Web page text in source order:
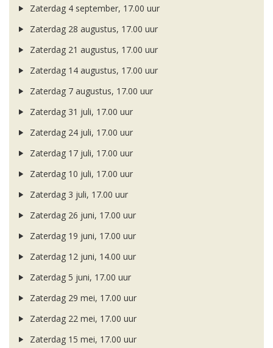
Zaterdag 4 september, 17.00 uur
Zaterdag 28 augustus, 17.00 uur
Zaterdag 21 augustus, 17.00 uur
Zaterdag 14 augustus, 17.00 uur
Zaterdag 7 augustus, 17.00 uur
Zaterdag 31 juli, 17.00 uur
Zaterdag 24 juli, 17.00 uur
Zaterdag 17 juli, 17.00 uur
Zaterdag 10 juli, 17.00 uur
Zaterdag 3 juli, 17.00 uur
Zaterdag 26 juni, 17.00 uur
Zaterdag 19 juni, 17.00 uur
Zaterdag 12 juni, 14.00 uur
Zaterdag 5 juni, 17.00 uur
Zaterdag 29 mei, 17.00 uur
Zaterdag 22 mei, 17.00 uur
Zaterdag 15 mei, 17.00 uur